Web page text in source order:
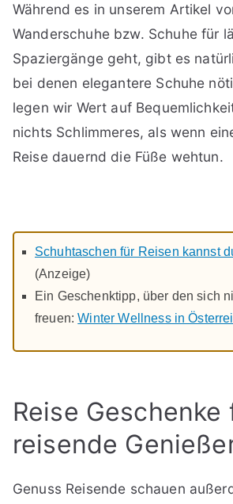
Während es in unserem Artikel
Wanderschuhe bzw. Schuhe für
Spaziergänge geht, gibt es
bei denen elegantere Schuhe
legen wir Wert auf
nichts Schlimmeres, als wenn
Reise dauernd die Füße wehtun.
Schuhtaschen für Reisen kannst
(Anzeige)
Ein Geschenktipp, über den sich
freuen:Winter Wellness in
Reise Geschenke
reisende
Genuss Reisende schauen